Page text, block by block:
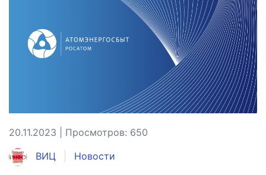
20.11.2023 | Просмотров: 650
ВИЦ Новости